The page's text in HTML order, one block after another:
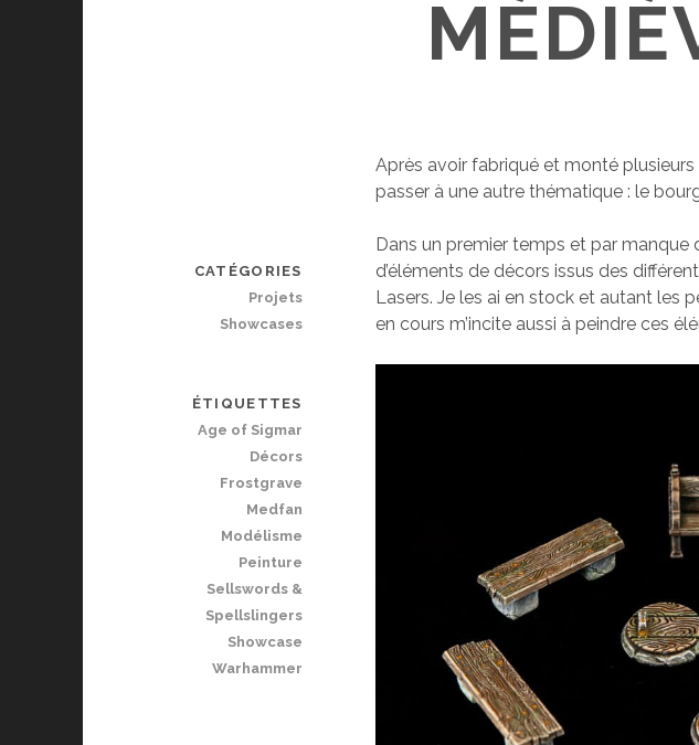
Après avoir fabriqué et monté
passer à une autre thématique : le
Dans un premier temps et par
d’éléments de décors issus des
Lasers. Je les ai en stock et autant les
en cours m’incite aussi à peindre ces
CATÉGORIES
Projets
Showcases
ÉTIQUETTES
Age of Sigmar
Décors
Frostgrave
Medfan
Modélisme
Peinture
Sellswords &
Spellslingers
Showcase
Warhammer